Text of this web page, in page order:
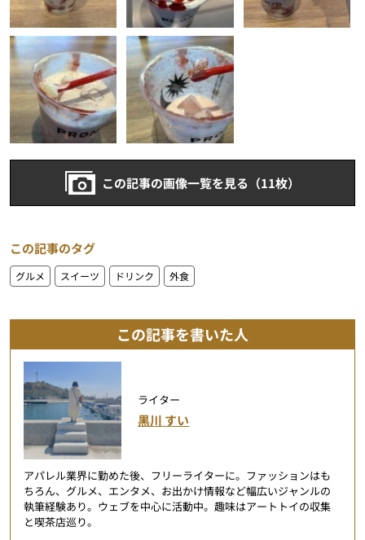
この記事の画像一覧を見る（11枚）
この記事のタグ
グルメ スイーツ ドリンク 外食
この記事を書いた人
ライター
黒川 すい
アパレル業界に勤めた後、フリーライターに。ファッションはも
ちろん、グルメ、エンタメ、お出かけ情報など幅広いジャンルの
執筆経験あり。ウェブを中心に活動中。趣味はアートトイの収集
と喫茶店巡り。